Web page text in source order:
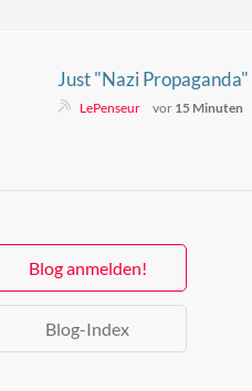
Just "Nazi Propaganda"
LePenseur vor 15 Minuten
Blog anmelden!
Blog-Index